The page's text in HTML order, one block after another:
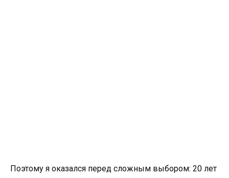
Поэтому я оказался перед сложным выбором: 20 лет